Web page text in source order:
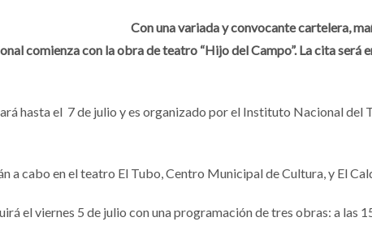
Con una variada y convocante cartelera,
comienza con la obra de teatro “Hijo del Campo”. La cita será
hasta el 7 de julio y es organizado por el Instituto Nacional
a cabo en el teatro El Tubo, Centro Municipal de Cultura, y El
el viernes 5 de julio con una programación de tres obras: a